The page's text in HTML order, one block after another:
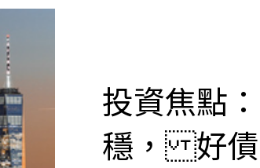
投資焦點
穩， 好債